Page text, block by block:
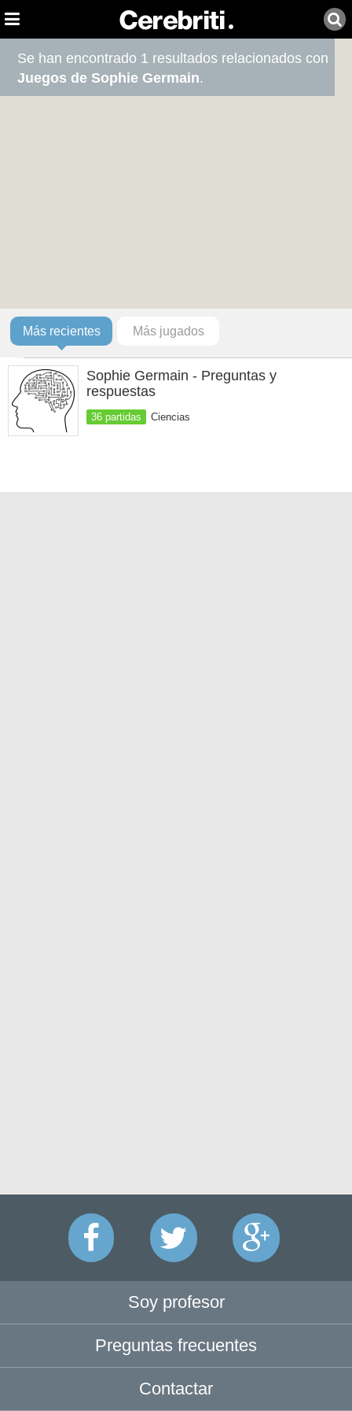
Se han encontrado 1 resultados relacionados con
Juegos de Sophie Germain.
Más recientes Más jugados
Sophie Germain - Preguntas y
respuestas
36 partidas Ciencias
Soy profesor
Preguntas frecuentes
Contactar